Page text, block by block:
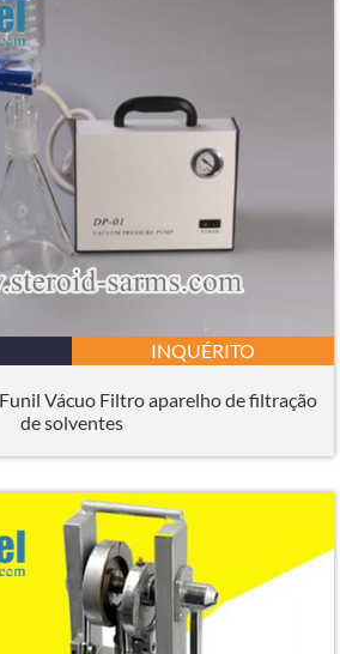
INQUÉRITO
Vácuo Filtro aparelho de filtração
de solventes